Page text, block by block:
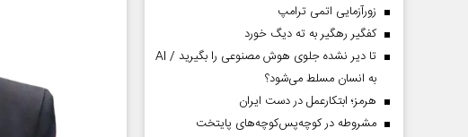
زورآزمایی اتمی ترامپ
کفگیر رهگیر به ته دیگ خورد
تا دیر نشده جلوی هوش مصنوعی را بگیرید / AI
به انسان مسلط می‌شود؟
هرمز؛ ابتکارعمل در دست ایران
مشروطه در کوچه‌پس‌کوچه‌های پایتخت